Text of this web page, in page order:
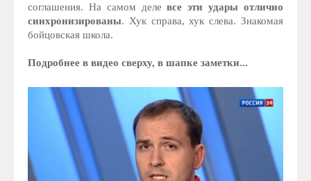
соглашения. На самом делевсе эти удары отлично
синхронизированы. Хук справа, хук слева. Знакомая
бойцовская школа.
Подробнее в видео сверху, в шапке заметки...